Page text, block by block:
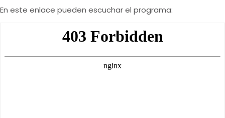
En este enlace pueden escuchar el programa: